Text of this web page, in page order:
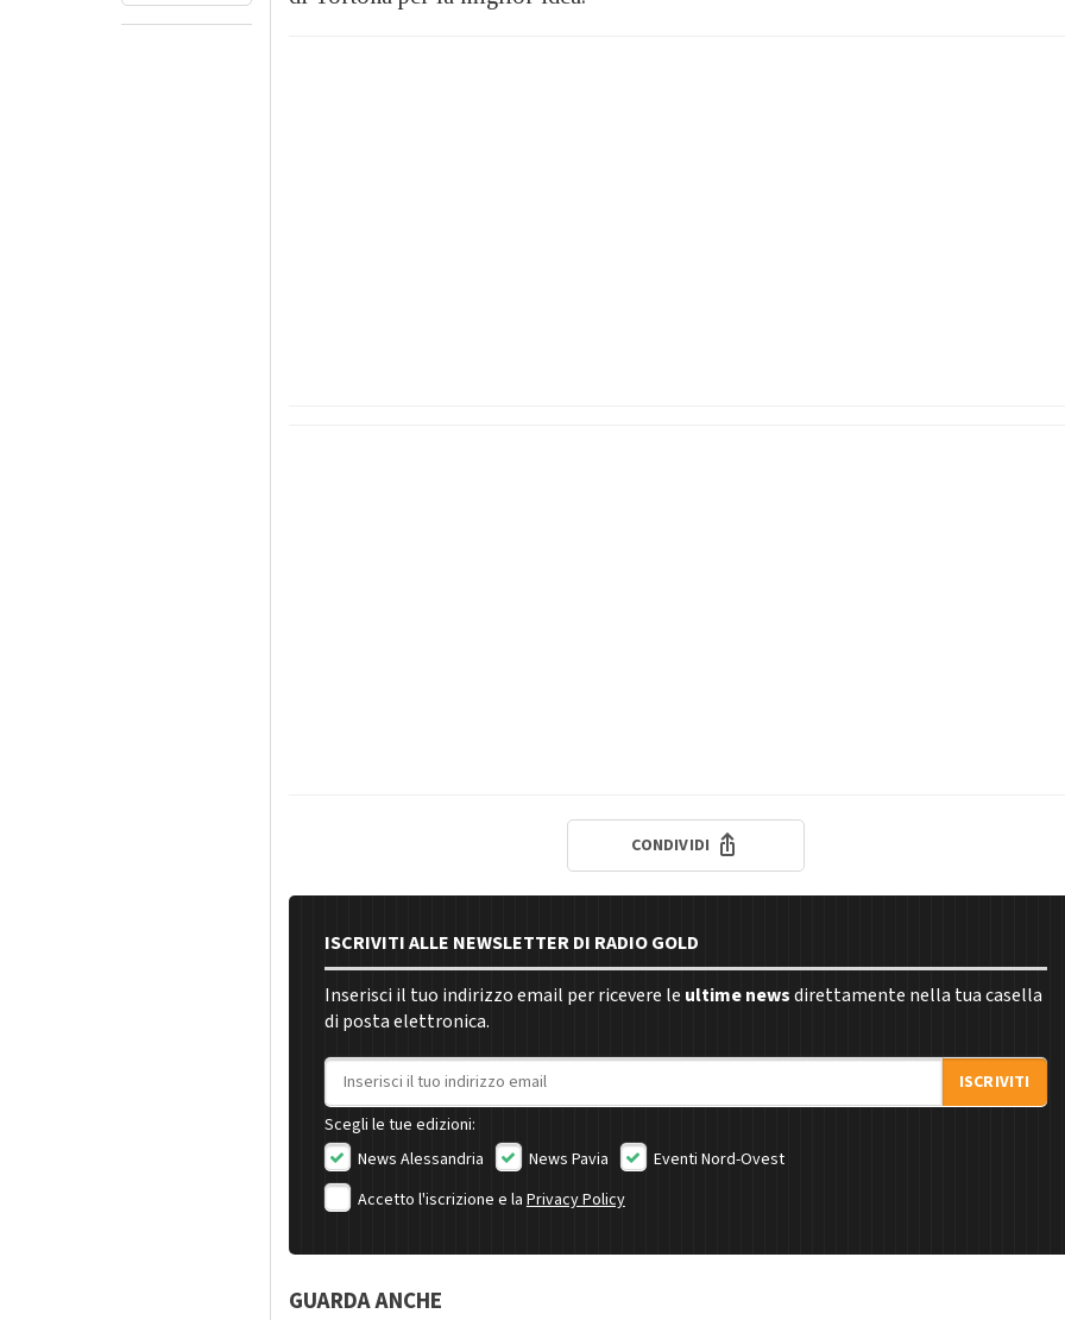
CONDIVIDI
ISCRIVITI ALLE NEWSLETTER DI RADIO GOLD
Inserisci il tuo indirizzo email per ricevere le ultime newsdirettamente nella tua casella
di posta elettronica.
Indirizzo email
ISCRIVITI
Scegli le tue edizioni:
News Alessandria
News Pavia
Eventi Nord-Ovest
Accetto l'iscrizione e laPrivacy Policy
GUARDA ANCHE